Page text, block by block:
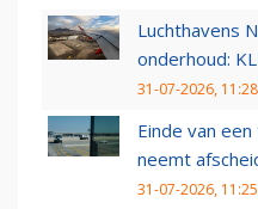
Luchthavens
onderhoud:
31-07-2026, 11:28
Einde van
neemt
31-07-2026, 11:25